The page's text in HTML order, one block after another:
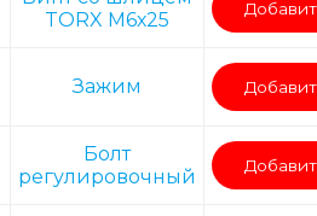
TORX M6х25
Зажим
Болт
регулировочный